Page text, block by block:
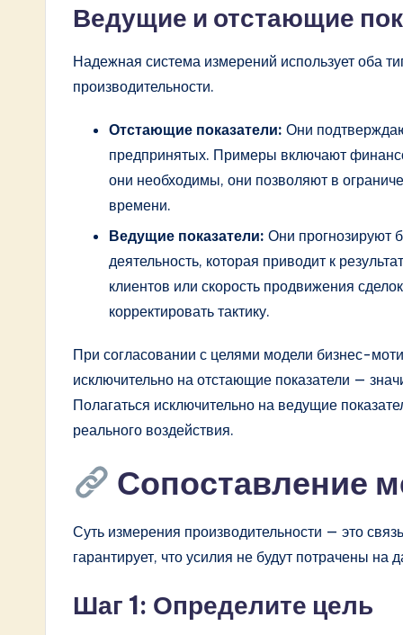
Ведущие и отстающие
Надежная система измерений использует оба
производительности.
Отстающие показатели: Они
предпринятых. Примеры включают
они необходимы, они позволяют в
времени.
Ведущие показатели: Они прогнозируют
деятельность, которая приводит к
клиентов или скорость продвижения
корректировать тактику.
При согласовании с целями модели бизнес-
исключительно на отстающие показатели —
Полагаться исключительно на ведущие
реального воздействия.
Сопоставление
Суть измерения производительности — это
гарантирует, что усилия не будут потрачены
Шаг 1: Определите цель